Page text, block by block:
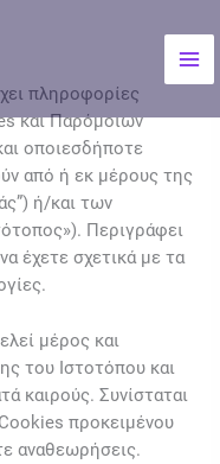
πληροφορίες
και Παρόμοιων
οποιεσδήποτε
από ή εκ μέρους της
ή/και των
Περιγράφει
έχετε σχετικά με τα
μέρος και
του Ιστοτόπου και
καιρούς. Συνίσταται
προκειμένου
αναθεωρήσεις.